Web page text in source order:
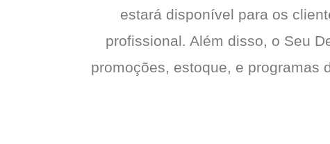
estará disponível para os
profissional. Além disso, o Seu
promoções, estoque, e programas